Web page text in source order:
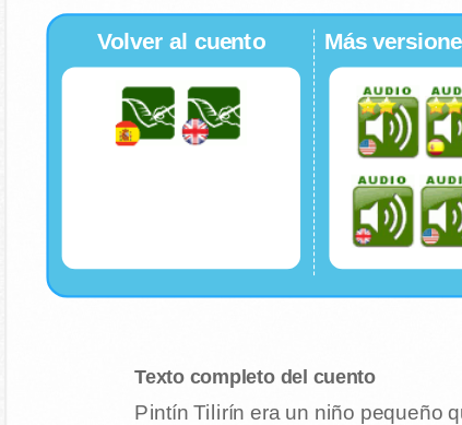
Volver al cuento Más
Texto completo del cuento
Pintín Tilirín era un niño pequeño